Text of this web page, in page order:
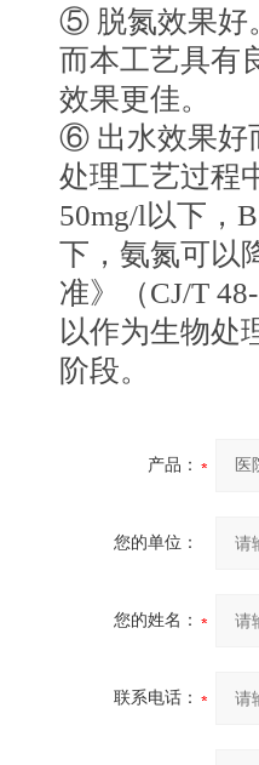
⑤ 脱氮效果好
而本工艺具有
效果更佳。
⑥ 出水效果好
处理工艺过程
50mg/l以下，
下，氨氮可以
准》（CJ/T
以作为生物
阶段。
产品：
您的单位：
您的姓名：
联系电话：